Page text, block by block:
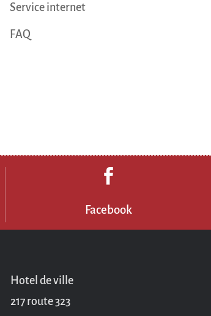
Service internet
FAQ

Facebook
Hotel de ville
217 route 323